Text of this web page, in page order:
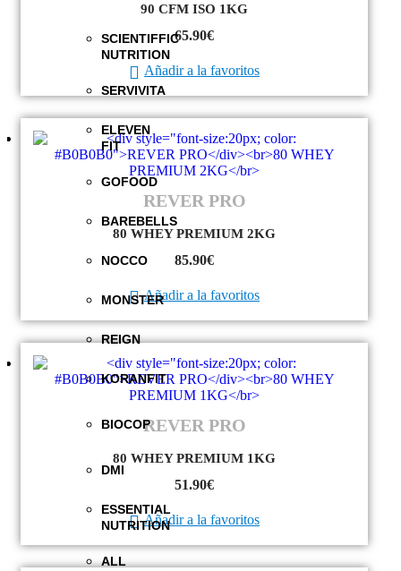
SCIENTIFFIC
NUTRITION
SERVIVITA
ELEVEN
FIT
GOFOOD
BAREBELLS
NOCCO
MONSTER
REIGN
KORANFIT
BIOCOP
DMI
ESSENTIAL
NUTRITION
ALL
90 CFM ISO 1KG
65.90€
Añadir a la favoritos
REVER PRO
80 WHEY PREMIUM 2KG
85.90€
Añadir a la favoritos
REVER PRO
80 WHEY PREMIUM 1KG
51.90€
Añadir a la favoritos